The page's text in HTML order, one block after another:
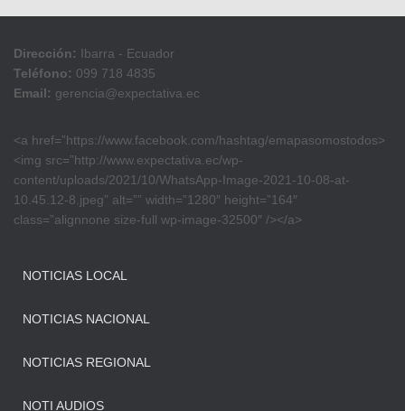
Dirección: Ibarra - Ecuador
Teléfono: 099 718 4835
Email: gerencia@expectativa.ec
<a href=”https://www.facebook.com/hashtag/emapasomostodos>
<img src=”http://www.expectativa.ec/wp-
content/uploads/2021/10/WhatsApp-Image-2021-10-08-at-
10.45.12-8.jpeg” alt=”” width=”1280″ height=”164″
class=”alignnone size-full wp-image-32500″ /></a>
NOTICIAS LOCAL
NOTICIAS NACIONAL
NOTICIAS REGIONAL
NOTI AUDIOS